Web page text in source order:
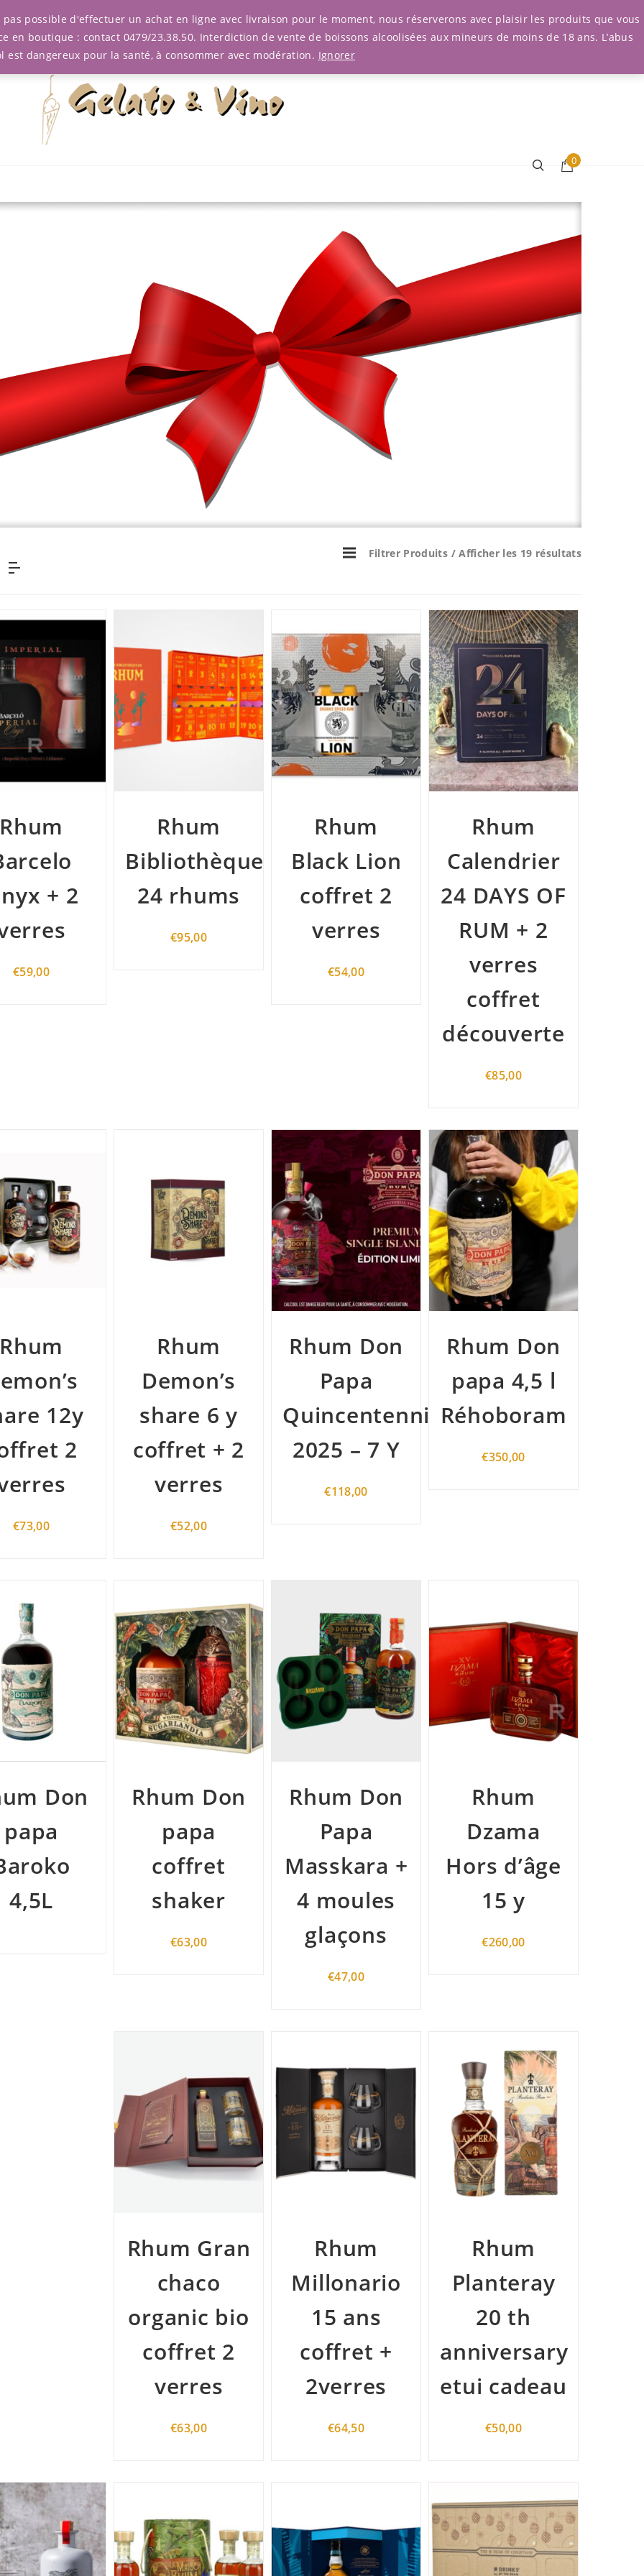
Connexion
0
Filtrer Produits / Afficher les 19 résultats
Rhum
+ 2
€59,00
Rhum
Bibliothèque
24 rhums
€95,00
Rhum
Black Lion
coffret 2
verres
€54,00
Rhum
Calendrier
24 DAYS OF
RUM + 2
verres
coffret
découverte
€85,00
Rhum
12y
2
€73,00
Rhum
Demon’s
share 6 y
coffret + 2
verres
€52,00
Rhum Don
Papa
Quincentennial
2025 – 7 Y
€118,00
Rhum Don
papa 4,5 l
Réhoboram
€350,00
Don
papa
4,5L
Rhum Don
papa
coffret
shaker
€63,00
Rhum Don
Papa
Masskara +
4 moules
glaçons
€47,00
Rhum
Dzama
Hors d’âge
15 y
€260,00
Rhum Gran
chaco
organic bio
coffret 2
verres
€63,00
Rhum
Millonario
15 ans
coffret +
2verres
€64,50
Rhum
Planteray
20 th
anniversary
etui cadeau
€50,00
possible d'effectuer un achat en ligne avec livraison pour le moment, nous réserverons avec plaisir les produits que vous
boutique : contact 0479/23.38.50. Interdiction de vente de boissons alcoolisées aux mineurs de moins de 18 ans. L’abus
est dangereux pour la santé, à consommer avec modération. Ignorer